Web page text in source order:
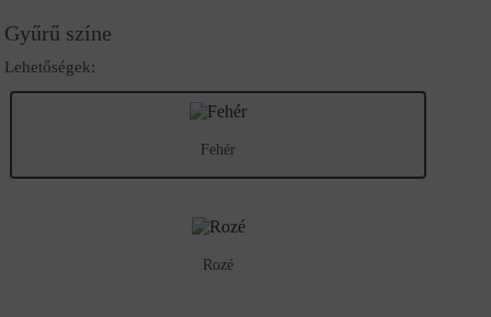
Gyűrű színe
Lehetőségek:
Fehér
Rozé